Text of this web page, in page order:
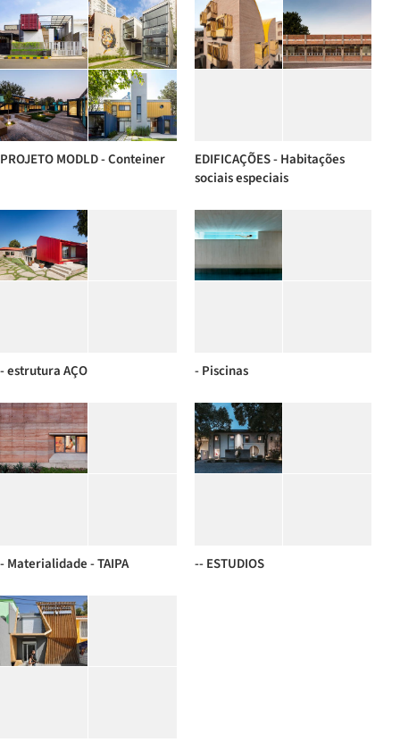
PROJETO MODLD - Conteiner
EDIFICAÇÕES - Habitações
sociais especiais
- estrutura AÇO - Piscinas
- Materialidade - TAIPA -- ESTUDIOS